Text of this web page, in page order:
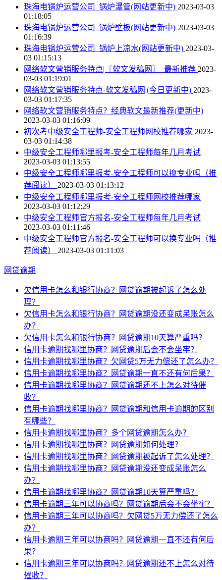
珠海电锅炉运营公司_锅炉瀑管(网站更新中) 2023-03-03
01:18:05
珠海电锅炉运营公司_锅炉壁板(网站更新中) 2023-03-03
01:16:39
珠海电锅炉运营公司_锅炉上凉水(网站更新中) 2023-03-
03 01:15:13
网络软文营销服务特点|〖软文发稿网〗_最新推荐 2023-
03-03 01:19:01
网络软文营销服务特点-软文发稿网|(今日更新中) 2023-
03-03 01:17:35
网络软文营销服务特点？经典软文最新推荐(更新中)
2023-03-03 01:16:09
初次考中级安全工程师-安全工程师网校推荐哪家 2023-
03-03 01:14:38
中级安全工程师哪里报考-安全工程师每年几月考试
2023-03-03 01:13:55
中级安全工程师哪里报考-安全工程师可以换专业吗（推
荐阅读） 2023-03-03 01:13:12
中级安全工程师哪里报考-安全工程师网校推荐哪家
2023-03-03 01:12:29
中级安全工程师官方报名-安全工程师每年几月考试
2023-03-03 01:11:46
中级安全工程师官方报名-安全工程师可以换专业吗（推
荐阅读） 2023-03-03 01:11:03
网贷逾期
欠信用卡怎么和银行协商？网贷逾期被起诉了怎么处
理？
欠信用卡怎么和银行协商？网贷逾期没还变成呆账怎么
办？
欠信用卡怎么和银行协商？网贷逾期10天算严重吗？
信用卡逾期找哪里协商？网贷逾期后会不会坐牢？
信用卡逾期找哪里协商？欠网贷5万无力偿还了怎么办？
信用卡逾期找哪里协商？网贷逾期一直不还有何后果？
信用卡逾期找哪里协商？网贷逾期还不上怎么对待催
收？
信用卡逾期找哪里协商？网贷逾期和信用卡逾期的区别
有哪些？
信用卡逾期找哪里协商？多个网贷逾期怎么办？
信用卡逾期找哪里协商？网贷逾期如何处理？
信用卡逾期找哪里协商？网贷逾期被起诉了怎么处理？
信用卡逾期找哪里协商？网贷逾期没还变成呆账怎么
办？
信用卡逾期找哪里协商？网贷逾期10天算严重吗？
信用卡逾期三年可以协商吗？网贷逾期后会不会坐牢？
信用卡逾期三年可以协商吗？欠网贷5万无力偿还了怎么
办？
信用卡逾期三年可以协商吗？网贷逾期一直不还有何后
果？
信用卡逾期三年可以协商吗？网贷逾期还不上怎么对待
催收？